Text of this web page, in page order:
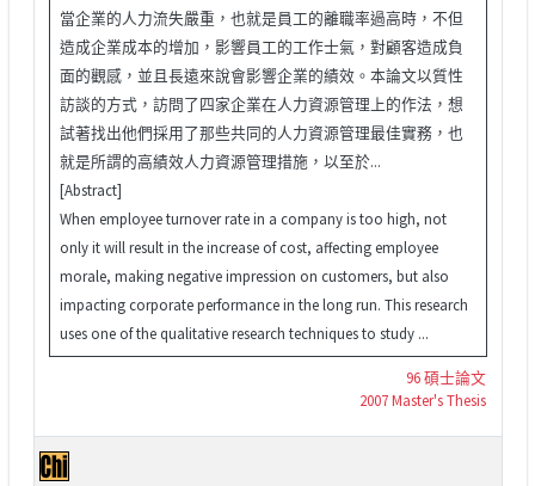
當企業的人力流失嚴重，也就是員工的離職率過高時，不但
造成企業成本的增加，影響員工的工作士氣，對顧客造成負
面的觀感，並且長遠來說會影響企業的績效。本論文以質性
訪談的方式，訪問了四家企業在人力資源管理上的作法，想
試著找出他們採用了那些共同的人力資源管理最佳實務，也
就是所謂的高績效人力資源管理措施，以至於...
[Abstract]
When employee turnover rate in a company is too high, not
only it will result in the increase of cost, affecting employee
morale, making negative impression on customers, but also
impacting corporate performance in the long run. This research
uses one of the qualitative research techniques to study ...
96 碩士論文
2007 Master's Thesis